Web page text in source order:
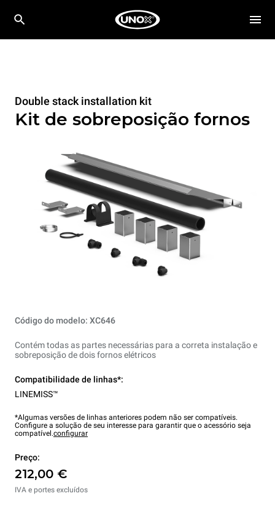
Double stack installation kit
Kit de sobreposição fornos
Código do modelo: XC646
Contém todas as partes necessárias para a correta instalação e
sobreposição de dois fornos elétricos
Compatibilidade de linhas*:
LINEMISS™
*Algumas versões de linhas anteriores podem não ser compatíveis.
Configure a solução de seu interesse para garantir que o acessório seja
compatível.configurar
Preço:
212,00 €
IVA e portes excluídos